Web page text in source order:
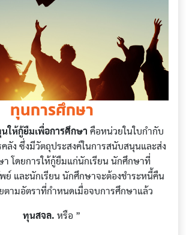
ทุนการศึกษา
ให้กู้ยืมเพื่อการศึกษา คือหน่วยในใบกำกับ
คลัง ซึ่งมีวัตถุประสงค์ในการสนับสนุนและส่ง
า โดยการให้กู้ยืมแก่นักเรียน นักศึกษาที่
ย์ และนักเรียน นักศึกษาจะต้องชำระหนี้คืน
ตามอัตราที่กำหนดเมื่อจบการศึกษาแล้ว
ทุนสจล. หรือ ”